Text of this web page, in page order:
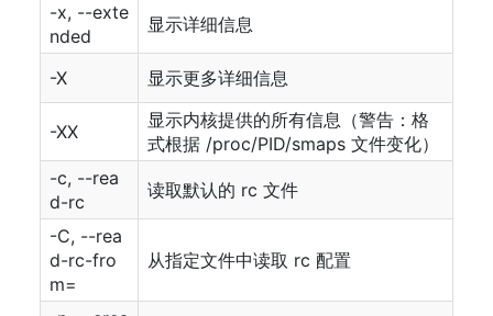
-x, --exte
nded
显示详细信息
-X 显示更多详细信息
-XX
显示内核提供的所有信息（警告：格
式根据 /proc/PID/smaps 文件变化）
-c, --rea
d-rc
读取默认的 rc 文件
-C, --rea
d-rc-fro
m=
从指定文件中读取 rc 配置